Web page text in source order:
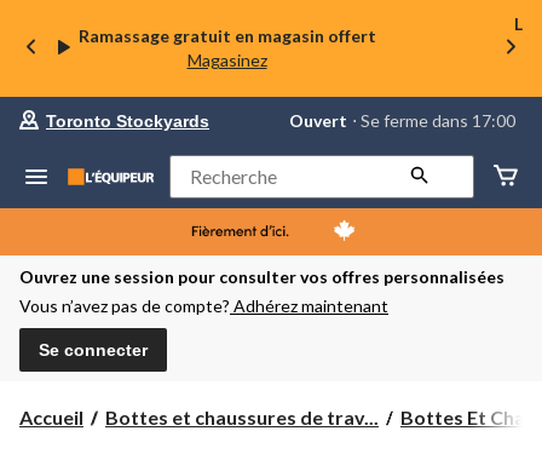
Ramassage gratuit en magasin offert
Magasinez
La
votre
préféré
Toronto
Stockyards,
courament
Ouvert,
Se
dans
changer
Toronto Stockyards Ouvert ⋅ Se ferme dans 17:00
Rechercher
Ouvrez une session pour consulter vos offres personnalisées
Vous n’avez pas de compte? Adhérez maintenant
Se connecter
Accueil Bottes et chaussures de trav... Bottes Et